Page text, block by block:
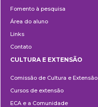
Fomento à pesquisa
Área do aluno
Links
Contato
e
Extensão
CULTURA E EXTENSÃO
Comissão de Cultura e Extensão
Cursos de extensão
ECA e a Comunidade